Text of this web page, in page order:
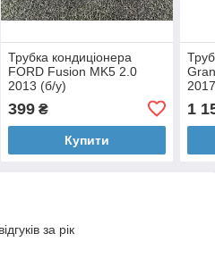
Трубка кондиціонера
FORD Fusion MK5 2.0
2013 (б/у)
399₴
Купити
1
за рік